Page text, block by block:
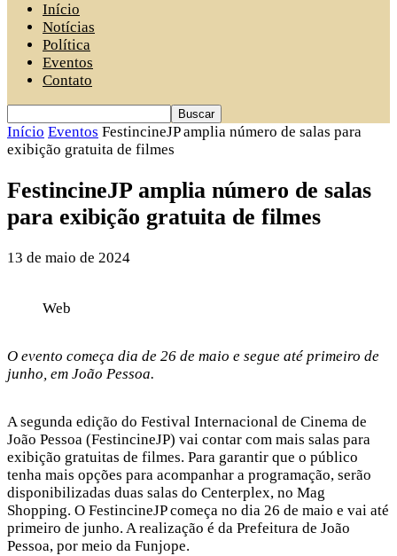
Início
Notícias
Política
Eventos
Contato
Início Eventos FestincineJP amplia número de salas para
exibição gratuita de filmes
FestincineJP amplia número de salas
para exibição gratuita de filmes
13 de maio de 2024
Web
O evento começa dia de 26 de maio e segue até primeiro de
junho, em João Pessoa.
A segunda edição do Festival Internacional de Cinema de
João Pessoa (FestincineJP) vai contar com mais salas para
exibição gratuitas de filmes. Para garantir que o público
tenha mais opções para acompanhar a programação, serão
disponibilizadas duas salas do Centerplex, no Mag
Shopping. O FestincineJP começa no dia 26 de maio e vai até
primeiro de junho. A realização é da Prefeitura de João
Pessoa, por meio da Funjope.